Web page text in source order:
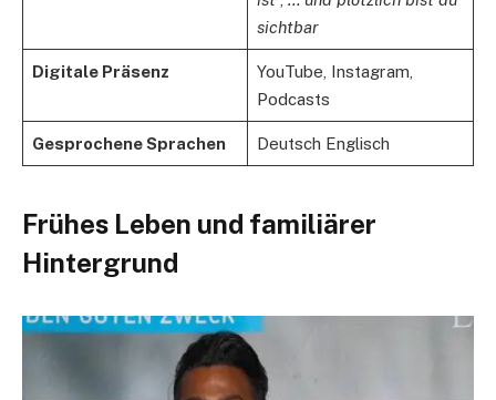
sichtbar
Digitale Präsenz
YouTube, Instagram,
Podcasts
Gesprochene Sprachen Deutsch Englisch
Frühes Leben und familiärer
Hintergrund